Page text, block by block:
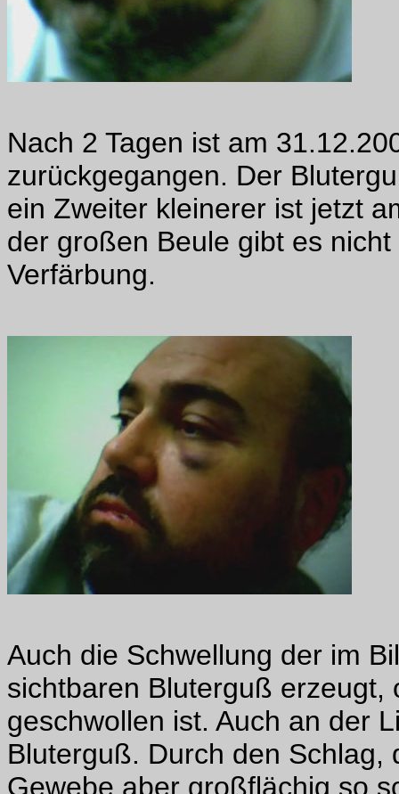
Nach 2 Tagen ist am
zurückgegangen. Der
ein Zweiter kleinerer ist jetzt
der großen Beule gibt es
Verfärbung.
Auch die Schwellung der im
sichtbaren Bluterguß erzeugt,
geschwollen ist. Auch an der
Bluterguß. Durch den
Gewebe aber großflächig so